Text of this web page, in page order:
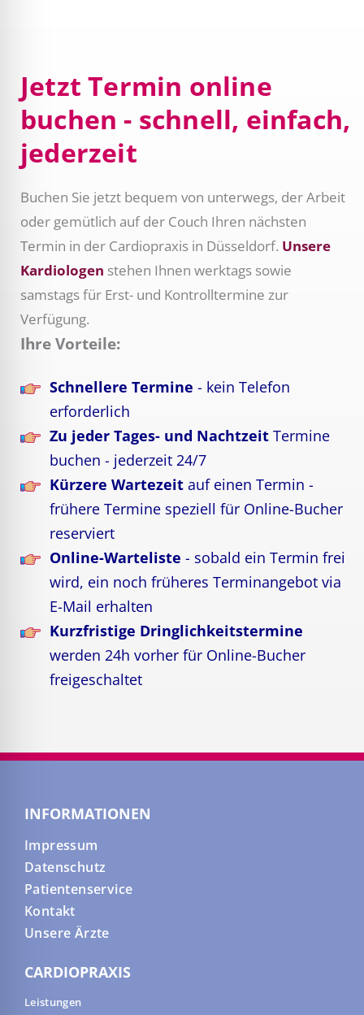
Jetzt Termin online
buchen - schnell, einfach,
jederzeit
Buchen Sie jetzt bequem von unterwegs, der Arbeit
oder gemütlich auf der Couch Ihren nächsten
Termin in der Cardiopraxis in Düsseldorf. Unsere
Kardiologen stehen Ihnen werktags sowie
samstags für Erst- und Kontrolltermine zur
Verfügung.
Ihre Vorteile:
Schnellere Termine- kein Telefon
erforderlich
Zu jeder Tages- und Nachtzeit Termine
buchen - jederzeit 24/7
Kürzere Wartezeit auf einen Termin -
frühere Termine speziell für Online-Bucher
reserviert
Online-Warteliste - sobald ein Termin frei
wird, ein noch früheres Terminangebot via
E-Mail erhalten
Kurzfristige Dringlichkeitstermine
werden 24h vorher für Online-Bucher
freigeschaltet
INFORMATIONEN
Impressum
Datenschutz
Patientenservice
Kontakt
Unsere Ärzte
CARDIOPRAXIS
Leistungen